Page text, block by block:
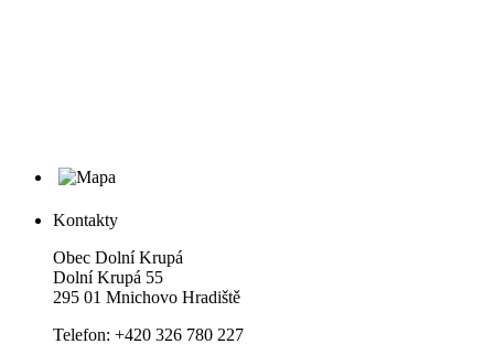
Kontakty
Obec Dolní Krupá
Dolní Krupá 55
295 01 Mnichovo Hradiště
Telefon: +420 326 780 227